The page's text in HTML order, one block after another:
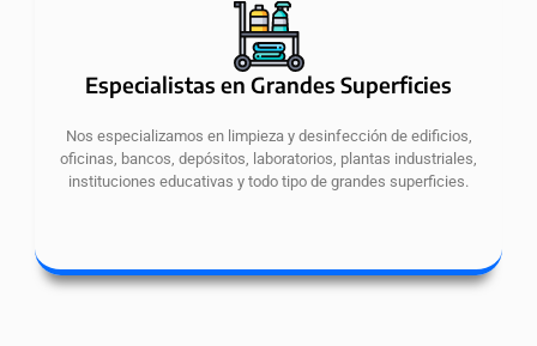
Especialistas en Grandes Superficies
Nos especializamos en limpieza y desinfección de edificios,
oficinas, bancos, depósitos, laboratorios, plantas industriales,
instituciones educativas y todo tipo de grandes superficies.